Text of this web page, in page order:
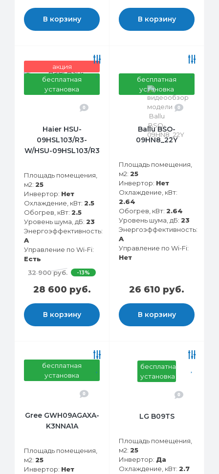
В корзину В корзину
акция
бесплатная
установка
0
Haier HSU-
09HSL103/R3-
W/HSU-09HSL103/R3
Площадь помещения,
м2: 25
Инвертор: Нет
Охлаждение, кВт: 2.5
Обогрев, кВт: 2.5
Уровень шума, дБ: 23
Энергоэффективность:
A
Управление по Wi-Fi:
Есть
32 900 руб.
-13%
28 600 руб.
В корзину
бесплатная
установка
0
Ballu BSO-
09HN8_22Y
Площадь помещения,
м2: 25
Инвертор: Нет
Охлаждение, кВт:
2.64
Обогрев, кВт: 2.64
Уровень шума, дБ: 23
Энергоэффективность:
A
Управление по Wi-Fi:
Нет
26 610 руб.
В корзину
бесплатная
установка
0
Gree GWH09AGAXA-
K3NNA1A
Площадь помещения,
м2: 25
Инвертор: Нет
бесплатная
установка
0
LG B09TS
Площадь помещения,
м2: 25
Инвертор: Да
Охлаждение, кВт: 2.7